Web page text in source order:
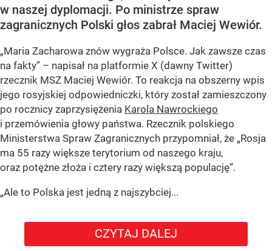
w naszej dyplomacji. Po ministrze spraw
zagranicznych Polski głos zabrał Maciej Wewiór.
„Maria Zacharowa znów wygraża Polsce. Jak zawsze czas
na fakty” – napisał na platformie X (dawny Twitter)
rzecznik MSZ Maciej Wewiór. To reakcja na obszerny wpis
jego rosyjskiej odpowiedniczki, który został zamieszczony
po rocznicy zaprzysiężenia Karola Nawrockiego
i przemówienia głowy państwa. Rzecznik polskiego
Ministerstwa Spraw Zagranicznych przypomniał, że „Rosja
ma 55 razy większe terytorium od naszego kraju,
oraz potężne złoża i cztery razy większą populację”.
„Ale to Polska jest jedną z najszybciej...
CZYTAJ DALEJ